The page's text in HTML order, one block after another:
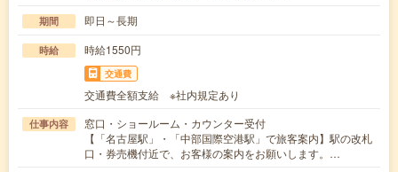
期間 即日～長期
時給 時給1550円
交通費
交通費全額支給 ※社内規定あり
仕事内容
窓口・ショールーム・カウンター受付
【「名古屋駅」・「中部国際空港駅」で旅客案内】駅の改札
口・券売機付近で、お客様の案内をお願いします。…